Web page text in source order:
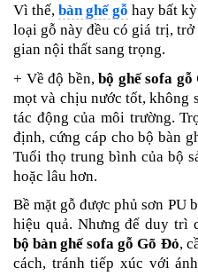
Vì thế, bàn ghế gỗ hay bất
loại gỗ này đều có giá trị,
gian nội thất sang trọng.
+ Về độ bền, bộ ghế sofa gỗ
mọt và chịu nước tốt, không
tác động của môi trường.
định, cứng cáp cho bộ bàn
Tuổi thọ trung bình của bộ
hoặc lâu hơn.
Bề mặt gỗ được phủ sơn PU
hiệu quả. Nhưng để duy trì
bộ bàn ghế sofa gỗ Gõ Đỏ,
cách, tránh tiếp xúc với